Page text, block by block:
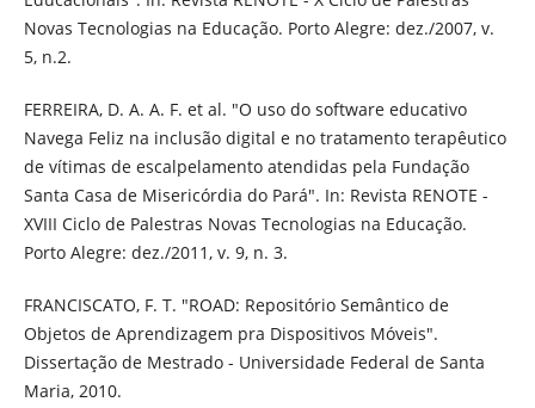
Novas Tecnologias na Educação. Porto Alegre: dez./2007, v.
5, n.2.
FERREIRA, D. A. A. F. et al. "O uso do software educativo
Navega Feliz na inclusão digital e no tratamento terapêutico
de vítimas de escalpelamento atendidas pela Fundação
Santa Casa de Misericórdia do Pará". In: Revista RENOTE -
XVIII Ciclo de Palestras Novas Tecnologias na Educação.
Porto Alegre: dez./2011, v. 9, n. 3.
FRANCISCATO, F. T. "ROAD: Repositório Semântico de
Objetos de Aprendizagem pra Dispositivos Móveis".
Dissertação de Mestrado - Universidade Federal de Santa
Maria, 2010.